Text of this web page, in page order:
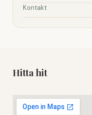
Kontakt
Hitta hit